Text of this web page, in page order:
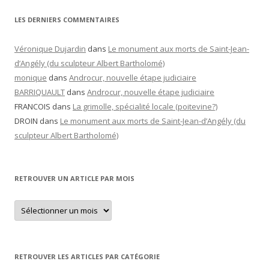
LES DERNIERS COMMENTAIRES
Véronique Dujardin dans Le monument aux morts de Saint-Jean-
d’Angély (du sculpteur Albert Bartholomé)
monique dans Androcur, nouvelle étape judiciaire
BARRIQUAULT dans Androcur, nouvelle étape judiciaire
FRANCOIS dans La grimolle, spécialité locale (poitevine?)
DROIN dans Le monument aux morts de Saint-Jean-d’Angély (du
sculpteur Albert Bartholomé)
RETROUVER UN ARTICLE PAR MOIS
Retrouver
un
article
RETROUVER LES ARTICLES PAR CATÉGORIE